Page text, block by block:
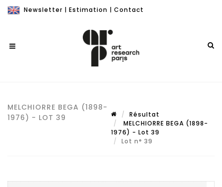
Newsletter | Estimation | Contact
MELCHIORRE BEGA (1898-
1976) - LOT 39
Résultat
MELCHIORRE BEGA (1898-
1976) - Lot 39
Lot n° 39